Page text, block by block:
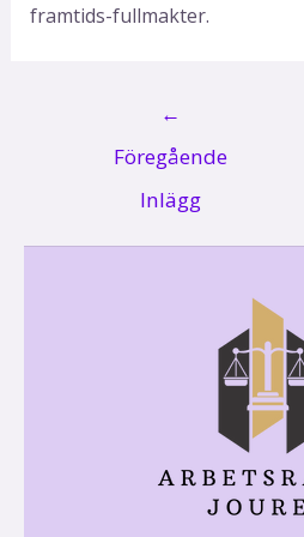
framtids-fullmakter.
←
Föregående
Inlägg